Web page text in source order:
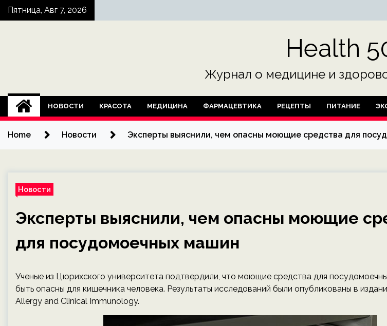
SkipПятница, Авг 7, 2026
Health
Журнал о медицине и
НОВОСТИ КРАСОТА МЕДИЦИНА ФАРМАЦЕВТИКА РЕЦЕПТЫ ПИТАНИЕ
Home Новости Эксперты выяснили, чем опасны моющие средства для
Новости
Эксперты выяснили, чем опасны моющие
для посудомоечных машин
Ученые из Цюрихского университета подтвердили, что моющие средства для
быть опасны для кишечника человека. Результаты исследований были опубликованы в
Allergy and Clinical Immunology.